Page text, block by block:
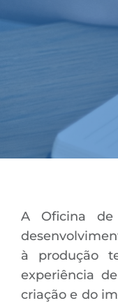
A Oficina de
à produção
experiência
criação e do